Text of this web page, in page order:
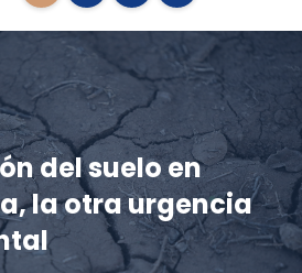
del suelo en
la otra urgencia